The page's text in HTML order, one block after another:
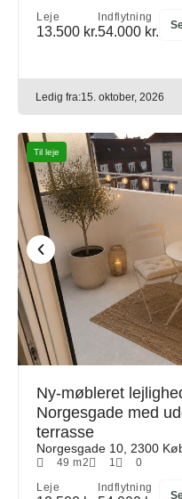
Leje
13.500 kr.
Indflytning
54.000 kr.
Ledig fra:15. oktober, 2026
Til leje
Ny-møbleret
Norgesgade med
terrasse
Norgesgade 10, 2300
49 m2 1
0
Leje
Indflytning